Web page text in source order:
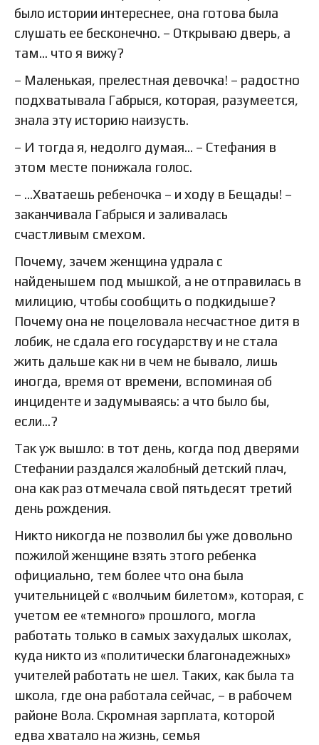
было истории интереснее, она готова была
слушать ее бесконечно. – Открываю дверь, а
там… что я вижу?
– Маленькая, прелестная девочка! – радостно
подхватывала Габрыся, которая, разумеется,
знала эту историю наизусть.
– И тогда я, недолго думая… – Стефания в
этом месте понижала голос.
– …Хватаешь ребеночка – и ходу в Бещады! –
заканчивала Габрыся и заливалась
счастливым смехом.
Почему, зачем женщина удрала с
найденышем под мышкой, а не отправилась в
милицию, чтобы сообщить о подкидыше?
Почему она не поцеловала несчастное дитя в
лобик, не сдала его государству и не стала
жить дальше как ни в чем не бывало, лишь
иногда, время от времени, вспоминая об
инциденте и задумываясь: а что было бы,
если…?
Так уж вышло: в тот день, когда под дверями
Стефании раздался жалобный детский плач,
она как раз отмечала свой пятьдесят третий
день рождения.
Никто никогда не позволил бы уже довольно
пожилой женщине взять этого ребенка
официально, тем более что она была
учительницей с «волчьим билетом», которая, с
учетом ее «темного» прошлого, могла
работать только в самых захудалых школах,
куда никто из «политически благонадежных»
учителей работать не шел. Таких, как была та
школа, где она работала сейчас, – в рабочем
районе Вола. Скромная зарплата, которой
едва хватало на жизнь, семья